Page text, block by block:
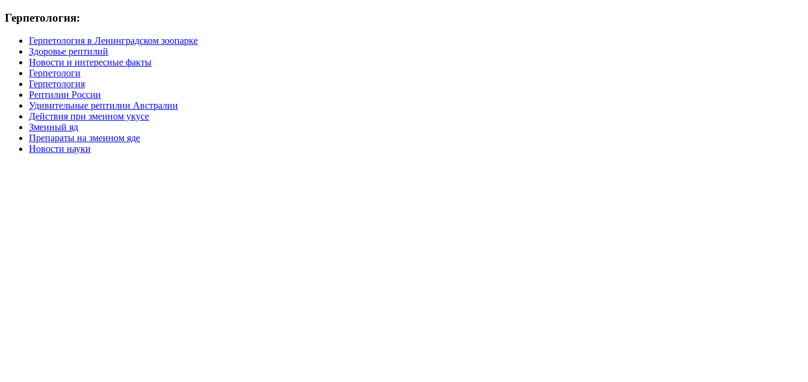
Герпетология:
Герпетология в Ленинградском зоопарке
Здоровье рептилий
Новости и интересные факты
Герпетологи
Герпетология
Рептилии России
Удивительные рептилии Австралии
Действия при змеином укусе
Змеиный яд
Препараты на змеином яде
Новости науки